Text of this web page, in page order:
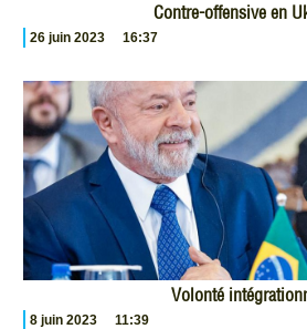
Contre-offensive en
26 juin 2023 16:37
Volonté
8 juin 2023 11:39